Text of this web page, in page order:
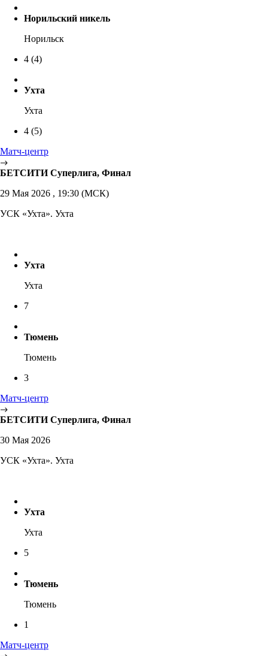
Норильский никель
Норильск
4 (4)
Ухта
Ухта
4 (5)
Матч-центр
БЕТСИТИ Суперлига, Финал
29 Мая 2026 , 19:30 (МСК)
УСК «Ухта». Ухта
Ухта
Ухта
7
Тюмень
Тюмень
3
Матч-центр
БЕТСИТИ Суперлига, Финал
30 Мая 2026
УСК «Ухта». Ухта
Ухта
Ухта
5
Тюмень
Тюмень
1
Матч-центр